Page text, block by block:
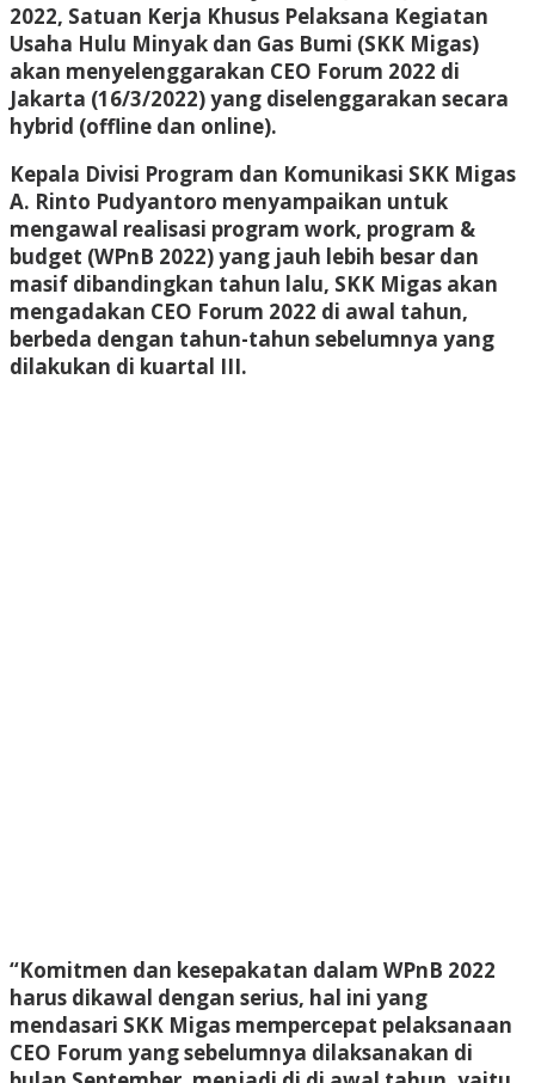
2022, Satuan Kerja Khusus Pelaksana Kegiatan
Usaha Hulu Minyak dan Gas Bumi (SKK Migas)
akan menyelenggarakan CEO Forum 2022 di
Jakarta (16/3/2022) yang diselenggarakan secara
hybrid (offline dan online).
Kepala Divisi Program dan Komunikasi SKK Migas
A. Rinto Pudyantoro menyampaikan untuk
mengawal realisasi program work, program &
budget (WPnB 2022) yang jauh lebih besar dan
masif dibandingkan tahun lalu, SKK Migas akan
mengadakan CEO Forum 2022 di awal tahun,
berbeda dengan tahun-tahun sebelumnya yang
dilakukan di kuartal III.
“Komitmen dan kesepakatan dalam WPnB 2022
harus dikawal dengan serius, hal ini yang
mendasari SKK Migas mempercepat pelaksanaan
CEO Forum yang sebelumnya dilaksanakan di